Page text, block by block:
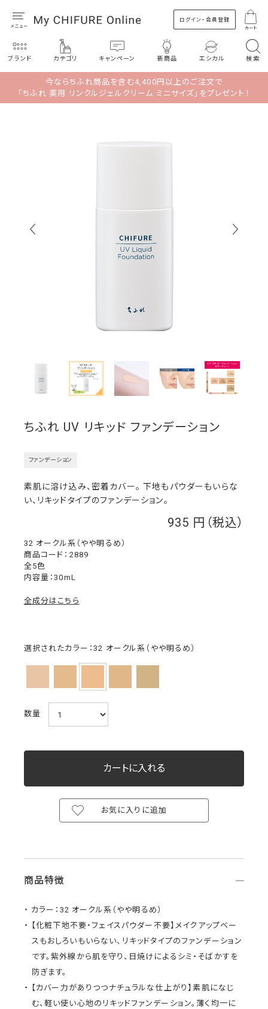
ログイン・会員登録
カート
ブランド カテゴリ キャンペーン 新商品 エシカル 検索
今ならちふれ商品を含む4,400円以上のご注文で
「ちふれ 薬用 リンクルジェルクリーム ミニサイズ」をプレゼント！
ちふれ UV リキッド ファンデーション
ファンデーション
935
2889
32 オークル系（やや明るめ）
素肌に溶け込み、密着カバー。 下地もパウダーもいらな
い、リキッドタイプのファンデーション。
全5色
内容量：30mL
全成分はこちら
選択されたカラー：32 オークル系（やや明るめ）
数量
お気に入りに追加
商品特徴
カラー：32 オークル系（やや明るめ）
【化粧下地不要・フェイスパウダー不要】メイクアップベー
スもおしろいもいらない、リキッドタイプのファンデーション
です。紫外線から肌を守り、日焼けによるシミ・そばかすを
防ぎます。
【カバー力がありつつナチュラルな仕上がり】素肌になじ
む、軽い使い心地のリキッドファンデーション。薄く均一に